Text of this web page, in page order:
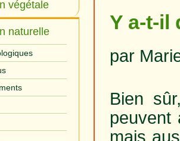
végétale
naturelle Y a-t-il
par
Bien
peuvent
mais